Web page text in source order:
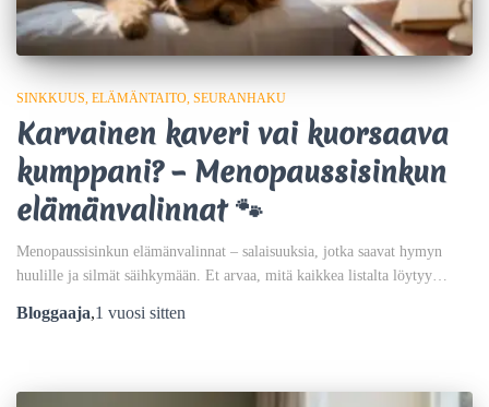
SINKKUUS ELÄMÄNTAITO SEURANHAKU
Karvainen kaveri vai kuorsaava
kumppani? – Menopaussisinkun
elämänvalinnat 🐾
Menopaussisinkun elämänvalinnat – salaisuuksia, jotka saavat hymyn
huulille ja silmät säihkymään. Et arvaa, mitä kaikkea listalta löytyy…
Bloggaaja,1 vuosi sitten